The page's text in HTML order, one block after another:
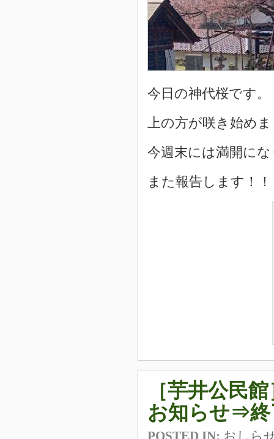
今日の神代桜です。
上の方が咲き始め
今週末には満開に
また報告します！！
［芋井公民
お知らせ⇒終
POSTED IN: おしら